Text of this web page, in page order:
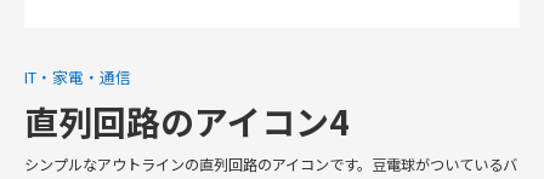
IT・家電・通信
直列回路のアイコン4
シンプルなアウトラインの直列回路のアイコンです。豆電球がついているバ